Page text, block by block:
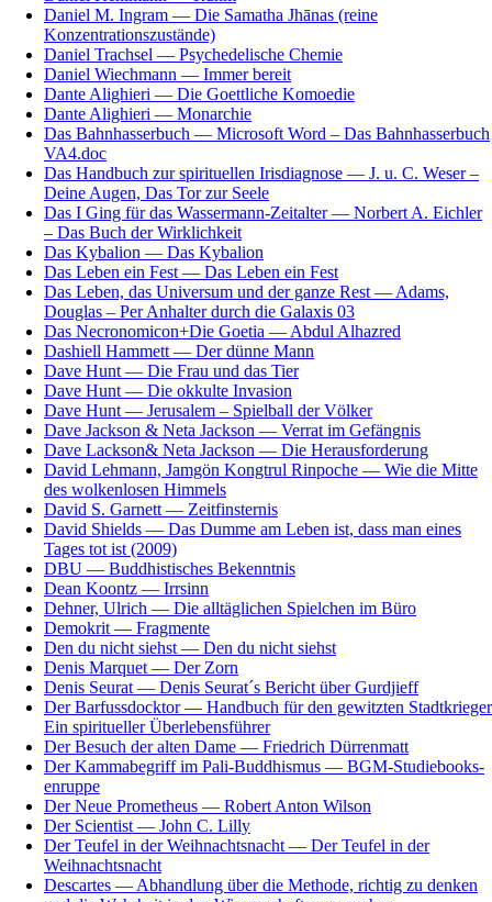
Daniel M. Ingram — Die Samatha Jhānas (reine
Konzentrationszustände)
Daniel Trachsel — Psychedelische Chemie
Daniel Wiechmann — Immer bereit
Dante Alighieri — Die Goettliche Komoedie
Dante Alighieri — Monarchie
Das Bahnhasserbuch — Microsoft Word – Das Bahnhasserbuch
VA4.doc
Das Handbuch zur spirituellen Irisdiagnose — J. u. C. Weser –
Deine Augen, Das Tor zur Seele
Das I Ging für das Wassermann-Zeitalter — Norbert A. Eichler
– Das Buch der Wirklichkeit
Das Kybalion — Das Kybalion
Das Leben ein Fest — Das Leben ein Fest
Das Leben, das Universum und der ganze Rest — Adams,
Douglas – Per Anhalter durch die Galaxis 03
Das Necronomicon+Die Goetia — Abdul Alhazred
Dashiell Hammett — Der dünne Mann
Dave Hunt — Die Frau und das Tier
Dave Hunt — Die okkulte Invasion
Dave Hunt — Jerusalem – Spielball der Völker
Dave Jackson & Neta Jackson — Verrat im Gefängnis
Dave Lackson& Neta Jackson — Die Herausforderung
David Lehmann, Jamgön Kongtrul Rinpoche — Wie die Mitte
des wolkenlosen Himmels
David S. Garnett — Zeitfinsternis
David Shields — Das Dumme am Leben ist, dass man eines
Tages tot ist (2009)
DBU — Buddhistisches Bekenntnis
Dean Koontz — Irrsinn
Dehner, Ulrich — Die alltäglichen Spielchen im Büro
Demokrit — Fragmente
Den du nicht siehst — Den du nicht siehst
Denis Marquet — Der Zorn
Denis Seurat — Denis Seurat´s Bericht über Gurdjieff
Der Barfussdocktor — Handbuch für den gewitzten Stadtkrieger
Ein spiritueller Überlebensführer
Der Besuch der alten Dame — Friedrich Dürrenmatt
Der Kammabegriff im Pali-Buddhismus — BGM-Studiebooks-
enruppe
Der Neue Prometheus — Robert Anton Wilson
Der Scientist — John C. Lilly
Der Teufel in der Weihnachtsnacht — Der Teufel in der
Weihnachtsnacht
Descartes — Abhandlung über die Methode, richtig zu denken